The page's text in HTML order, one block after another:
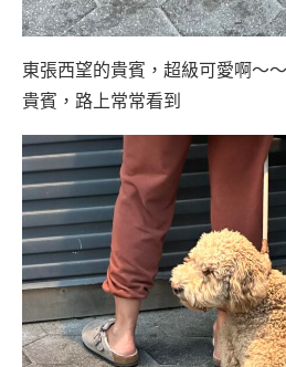
東張西望的貴賓，超級可愛啊～
貴賓，路上常常看到